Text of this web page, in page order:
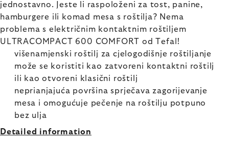
jednostavno. Jeste li raspoloženi za tost, panine,
hamburgere ili komad mesa s roštilja? Nema
problema s električnim kontaktnim roštiljem
ULTRACOMPACT 600 COMFORT od Tefal!
višenamjenski roštilj za cjelogodišnje roštiljanje
može se koristiti kao zatvoreni kontaktni roštilj
ili kao otvoreni klasični roštilj
neprianjajuća površina sprječava zagorijevanje
mesa i omogućuje pečenje na roštilju potpuno
bez ulja
Detailed information